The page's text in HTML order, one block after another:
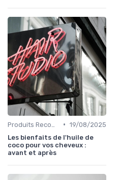
• 19/08/2025
Les bienfaits de l'huile de
coco pour vos cheveux :
avant et après